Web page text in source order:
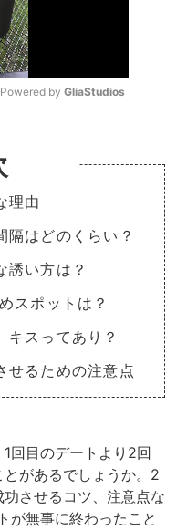
Powered by GliaStudios
理由
隔はどのくらい？
誘い方は？
スポットは？
キスってあり？
せるための注意点
回目のデートより2回
があるでしょうか。2
させるコツ、注意点な
が無事に終わったこと